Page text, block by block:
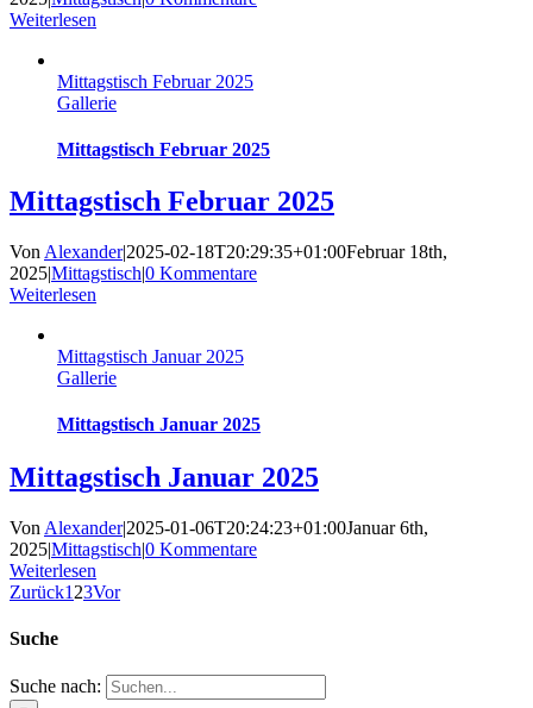
Weiterlesen
Mittagstisch Februar 2025
Gallerie
Mittagstisch Februar 2025
Mittagstisch Februar 2025
Von Alexander|2025-02-18T20:29:35+01:00Februar 18th,
2025|Mittagstisch|0 Kommentare
Weiterlesen
Mittagstisch Januar 2025
Gallerie
Mittagstisch Januar 2025
Mittagstisch Januar 2025
Von Alexander|2025-01-06T20:24:23+01:00Januar 6th,
2025|Mittagstisch|0 Kommentare
Weiterlesen
Zurück1 23Vor
Suche
Suche nach: